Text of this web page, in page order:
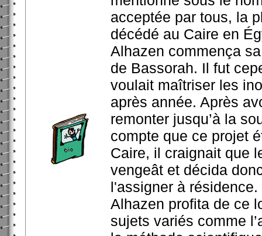
acceptée par tous, la
décédé au Caire en
Alhazen commença
de Bassorah. Il fut
voulait maîtriser les
après année. Après
remonter jusqu’à la
compte que ce projet
Caire, il craignait que
vengeât et décida
l'assigner à résidence.
Alhazen profita de ce
sujets variés comme